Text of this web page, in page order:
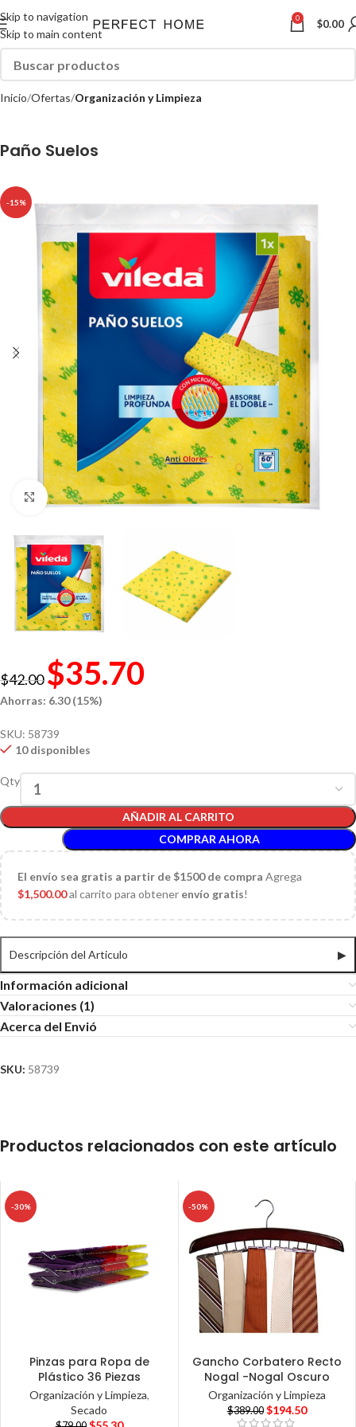
Skip to navigation
Skip to main content
0 $0.00
Inicio Ofertas Organización y Limpieza
Paño Suelos
-15%
Click to enlarge
$42.00 $35.70
Ahorras: 6.30 (15%)
SKU: 58739
10 disponibles
Qty
AÑADIR AL CARRITO
COMPRAR AHORA
El envío sea gratis a partir de $1500 de compra Agrega
$1,500.00al carrito para obtener envío gratis!
Descripción del Articulo ▶
Información adicional
Valoraciones (1)
Acerca del Envió
SKU: 58739
Productos relacionados con este artículo
-30%
Pinzas para Ropa de
Plástico 36 Piezas
Organización y Limpieza,
Secado
-50%
Gancho Corbatero Recto
Nogal -Nogal Oscuro
Organización y Limpieza
$389.00 $194.50